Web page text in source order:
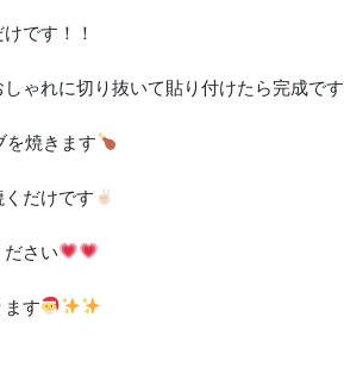
です！！
ゃれに切り抜いて貼り付けたら完成です
を焼きます
だけです
さい
す